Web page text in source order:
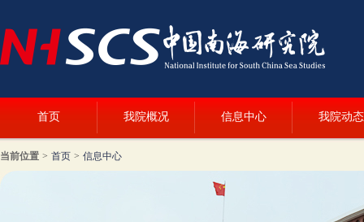
首页 我院概况 信息中心 我院动态
当前位置 > 首页 > 信息中心